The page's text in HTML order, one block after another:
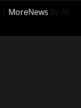
| MoreNews by AF